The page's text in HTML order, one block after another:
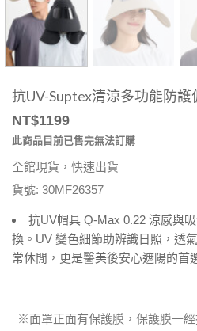
抗UV-Suptex清涼多功能防護
NT$1199
此商品目前已售完無法訂購
全館現貨，快速出貨
貨號: 30MF26357
抗UV帽具 Q-Max 0.22 涼感與
換。UV 變色細節助辨識日照，透
常休閒，更是醫美後安心遮陽的首
※面罩正面有保護膜，保護膜一